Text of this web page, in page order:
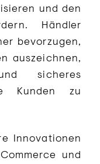
und den
Händler
bevorzugen,
auszeichnen,
sicheres
Kunden zu
Innovationen
und